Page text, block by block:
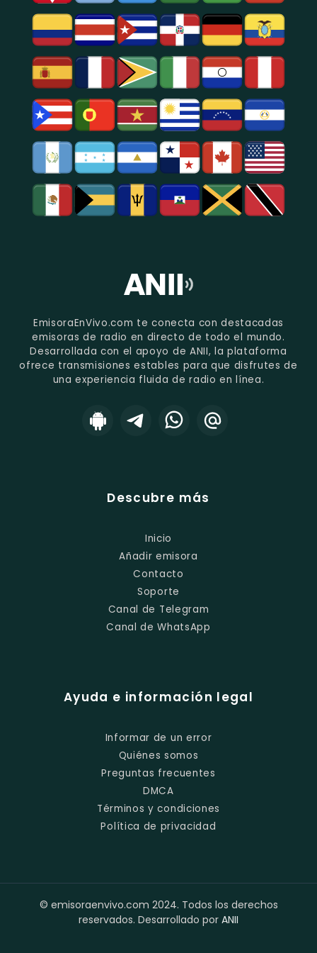
EmisoraEnVivo.com te conecta con destacadas
emisoras de radio en directo de todo el mundo.
Desarrollada con el apoyo de ANII, la plataforma
ofrece transmisiones estables para que disfrutes de
una experiencia fluida de radio en línea.
Descubre más
Inicio
Añadir emisora
Contacto
Soporte
Canal de Telegram
Canal de WhatsApp
Ayuda e información legal
Informar de un error
Quiénes somos
Preguntas frecuentes
DMCA
Términos y condiciones
Política de privacidad
© emisoraenvivo.com 2024. Todos los derechos
reservados. Desarrollado por ANII